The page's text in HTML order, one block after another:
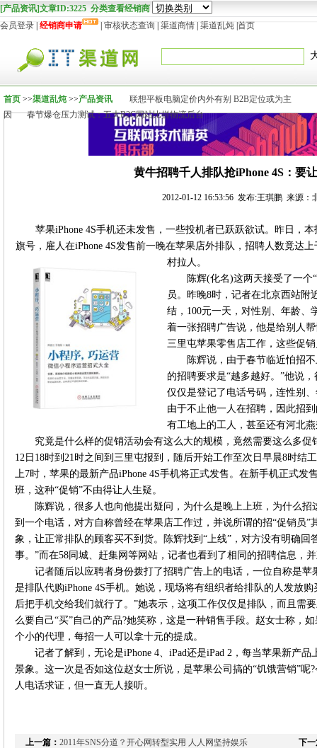
[产品资讯]文章ID:3225 分类查看经销商
会员登录 经销商申请 审核状态查询 渠道商情 渠道乱炖 首页
首页 >>渠道乱炖>>产品资讯
联想平板电脑定价内外有别 B2B定位或为主
因
春节爆仓压力测试：五大B2C网站比拼物流后台
黄牛招聘千人排队抢iPhone 4S：要
2012-01-12 16:53:56 发布:王琪鹏 来源：
苹果iPhone 4S手机还未发售，一些投机者已跃跃欲试。昨日，
旗号，雇人在iPhone 4S发售前一晚在苹果店外排队，招聘人数竟达
村拉人。
陈辉(化名)这两天接受了一个
员。昨晚8时，记者在北京西站附
结，100元一天，对性别、年龄、
着一张招聘广告说，他是给别人
三里屯苹果零售店工作，这些促
陈辉说，由于春节临近怕招
的招聘要求是“越多越好。”他说
仅仅是登记了电话号码，连性别
由于不止他一人在招聘，因此招
有工地上的工人，甚至还有河北
究竟是什么样的促销活动会有这么大的规模，竟然需要这么多促
12日18时到21时之间到三里屯报到，随后开始工作至次日早晨8时结
上7时，苹果的最新产品iPhone 4S手机将正式发售。在新手机正式
班，这种“促销”不由得让人生疑。
陈辉说，很多人也向他提出疑问，为什么是晚上上班，为什么
到一个电话，对方自称曾经在苹果店工作过，并说所谓的招“促销员”
象，让正常排队的顾客买不到货。陈辉找到“上线”，对方没有明确回
事。”而在58同城、赶集网等网站，记者也看到了相同的招聘信息，
记者随后以应聘者身份拨打了招聘广告上的电话，一位自称是
是排队代购iPhone 4S手机。她说，现场将有组织者给排队的人发放
后把手机交给我们就行了。”她表示，这项工作仅仅是排队，而且需
么要自己“买”自己的产品?她笑称，这是一种销售手段。赵女士称，
个小的代理，每招一人可以拿十元的提成。
记者了解到，无论是iPhone 4、iPad还是iPad 2，每当苹果新产
景象。这一次是否如这位赵女士所说，是苹果公司搞的“饥饿营销”呢
人电话求证，但一直无人接听。
上一篇： 2011年SNS分道？开心网转型实用 人人网坚持娱乐 下